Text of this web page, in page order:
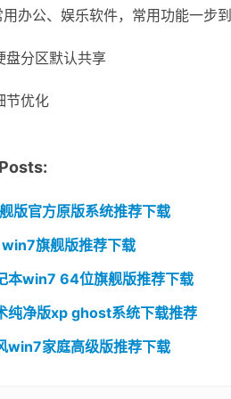
公、娱乐软件，常用功能一步
分区默认共享
优化
版官方原版系统推荐下载
旗舰版推荐下载
本win7 64位旗舰版推荐下载
纯净版xp ghost系统下载推荐
win7家庭高级版推荐下载